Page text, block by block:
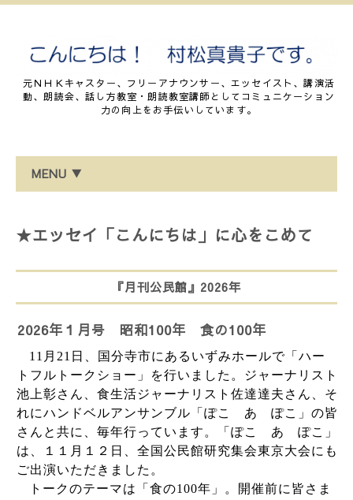
元ＮＨＫキャスター、フリーアナウンサー、エッセイスト、講演活
動、朗読会、話し方教室・朗読教室講師としてコミュニケーション
力の向上をお手伝いしています。
MENU ▼
★エッセイ「こんにちは」に心をこめて
『月刊公民館』2026年
2026年１月号 昭和100年 食の100年
11 月 21 日、国分寺市にあるいずみホールで「ハー
トフルトークショー」を行いました。ジャーナリスト
池上彰さん、食生活ジャーナリスト佐達達夫さん、そ
れにハンドベルアンサンブル「ぽこ あ ぽこ」の皆
さんと共に、毎年行っています。「ぽこ あ ぽこ」
は、１１月１２日、全国公民館研究集会東京大会にも
ご出演いただきました。
トークのテーマは「食の100年」。開催前に皆さま